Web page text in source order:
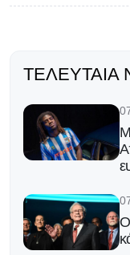
ΤΕΛΕΥΤΑΊΑ